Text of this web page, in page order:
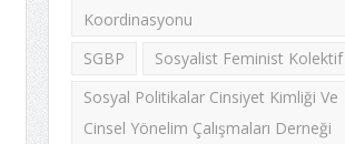
Koordinasyonu
SGBP
Sosyalist Feminist Kolektif
Sosyal Politikalar Cinsiyet Kimliği Ve
Cinsel Yönelim Çalışmaları Derneği